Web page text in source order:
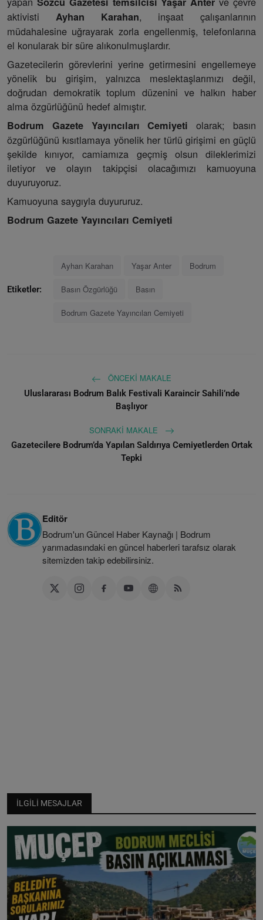
aktivisti Ayhan Karahan, inşaat çalışanlarının
müdahalesine uğrayarak zorla engellenmiş, telefonlarına
el konularak bir süre alıkonulmuşlardır.
Gazetecilerin görevlerini yerine getirmesini engellemeye
yönelik bu girişim, yalnızca meslektaşlarımızı değil,
doğrudan demokratik toplum düzenini ve halkın haber
alma özgürlüğünü hedef almıştır.
Bodrum Gazete Yayıncıları Cemiyeti olarak; basın
özgürlüğünü kısıtlamaya yönelik her türlü girişimi en güçlü
şekilde kınıyor, camiamıza geçmiş olsun dileklerimizi
iletiyor ve olayın takipçisi olacağımızı kamuoyuna
duyuruyoruz.
Kamuoyuna saygıyla duyururuz.
Bodrum Gazete Yayıncıları Cemiyeti
Etiketler:
Ayhan Karahan Yaşar Anter Bodrum
Basın Özgürlüğü Basın
Bodrum Gazete Yayıncıları Cemiyeti
ÖNCEKI MAKALE
Uluslararası Bodrum Balık Festivali Karaincir Sahili’nde
Başlıyor
SONRAKI MAKALE
Gazetecilere Bodrum’da Yapılan Saldırıya Cemiyetlerden Ortak
Tepki
Editör
Bodrum'un Güncel Haber Kaynağı | Bodrum
yarımadasındaki en güncel haberleri tarafsız olarak
sitemizden takip edebilirsiniz.
İLGILI MESAJLAR